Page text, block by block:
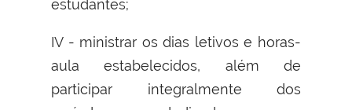
estudantes;
IV - ministrar os dias letivos e horas-
aula estabelecidos, além de
participar integralmente dos